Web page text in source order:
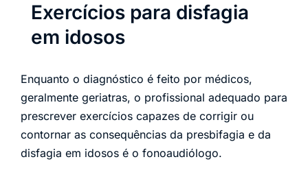
Exercícios para disfagia
em idosos
Enquanto o diagnóstico é feito por médicos,
geralmente geriatras, o profissional adequado para
prescrever exercícios capazes de corrigir ou
contornar as consequências da presbifagia e da
disfagia em idosos é o fonoaudiólogo.